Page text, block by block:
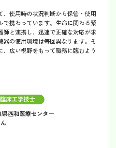
使用時の状況判断から保管・使用
携わっています。生命に関わる緊
と連携し、迅速で正確な対応が求
の使用環境は毎回異なります。そ
広い視野をもって職務に臨むよう
臨床工学技士
県西和医療センター